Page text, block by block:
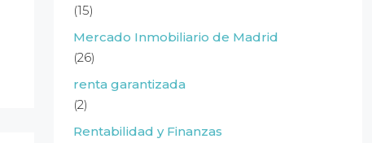
(15)
Mercado Inmobiliario de Madrid
(26)
renta garantizada
(2)
Rentabilidad y Finanzas